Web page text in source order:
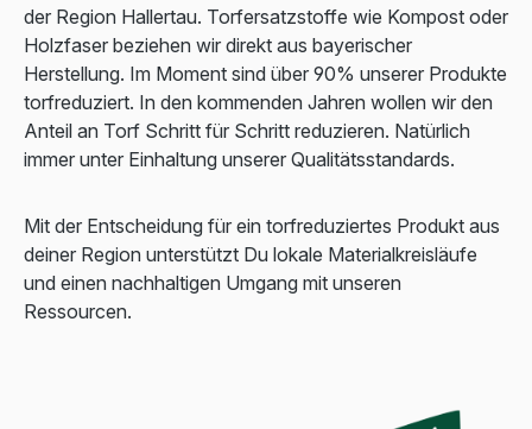
der Region Hallertau. Torfersatzstoffe wie Kompost oder
Holzfaser beziehen wir direkt aus bayerischer
Herstellung. Im Moment sind über 90% unserer Produkte
torfreduziert. In den kommenden Jahren wollen wir den
Anteil an Torf Schritt für Schritt reduzieren. Natürlich
immer unter Einhaltung unserer Qualitätsstandards.
Mit der Entscheidung für ein torfreduziertes Produkt aus
deiner Region unterstützt Du lokale Materialkreisläufe
und einen nachhaltigen Umgang mit unseren
Ressourcen.